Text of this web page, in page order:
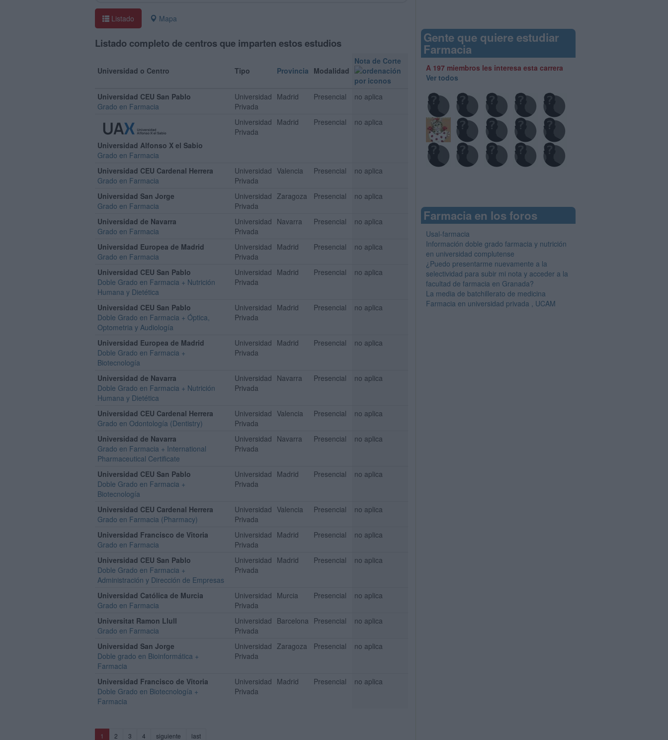
Listado Mapa
Listado completo de centros que imparten estos estudios
Universidad o Centro Tipo Provincia Modalidad
Nota de Corte
Universidad CEU San Pablo
Grado en Farmacia
Universidad
Privada
Madrid Presencial no aplica
Universidad Alfonso X el Sabio
Grado en Farmacia
Universidad
Privada
Madrid Presencial no aplica
Universidad CEU Cardenal Herrera
Grado en Farmacia
Universidad
Privada
Valencia Presencial no aplica
Universidad San Jorge
Grado en Farmacia
Universidad
Privada
Zaragoza Presencial no aplica
Universidad de Navarra
Grado en Farmacia
Universidad
Privada
Navarra Presencial no aplica
Universidad Europea de Madrid
Grado en Farmacia
Universidad
Privada
Madrid Presencial no aplica
Universidad CEU San Pablo
Doble Grado en Farmacia + Nutrición
Humana y Dietética
Universidad
Privada
Madrid Presencial no aplica
Universidad CEU San Pablo
Doble Grado en Farmacia + Óptica,
Optometria y Audiología
Universidad
Privada
Madrid Presencial no aplica
Universidad Europea de Madrid
Doble Grado en Farmacia +
Biotecnología
Universidad
Privada
Madrid Presencial no aplica
Universidad de Navarra
Doble Grado en Farmacia + Nutrición
Humana y Dietética
Universidad
Privada
Navarra Presencial no aplica
Universidad CEU Cardenal Herrera
Grado en Odontología (Dentistry)
Universidad
Privada
Valencia Presencial no aplica
Universidad de Navarra
Grado en Farmacia + International
Pharmaceutical Certificate
Universidad
Privada
Navarra Presencial no aplica
Universidad CEU San Pablo
Doble Grado en Farmacia +
Biotecnología
Universidad
Privada
Madrid Presencial no aplica
Universidad CEU Cardenal Herrera
Grado en Farmacia (Pharmacy)
Universidad
Privada
Valencia Presencial no aplica
Universidad Francisco de Vitoria
Grado en Farmacia
Universidad
Privada
Madrid Presencial no aplica
Universidad CEU San Pablo
Doble Grado en Farmacia +
Administración y Dirección de Empresas
Universidad
Privada
Madrid Presencial no aplica
Universidad Católica de Murcia
Grado en Farmacia
Universidad
Privada
Murcia Presencial no aplica
Universitat Ramon Llull
Grado en Farmacia
Universidad
Privada
Barcelona Presencial no aplica
Universidad San Jorge
Doble grado en Bioinformática +
Farmacia
Universidad
Privada
Zaragoza Presencial no aplica
Universidad Francisco de Vitoria
Doble Grado en Biotecnología +
Farmacia
Universidad
Privada
Madrid Presencial no aplica
1 (current)
2 3 4 siguiente last
Gente que quiere estudiar
Farmacia
A 197 miembros les interesa esta carrera
Ver todos
Farmacia en los foros
Usal-farmacia
Información doble grado farmacia y nutrición
en universidad complutense
¿Puedo presentarme nuevamente a la
selectividad para subir mi nota y acceder a la
facultad de farmacia en Granada?
La media de batchillerato de medicina
Farmacia en universidad privada , UCAM